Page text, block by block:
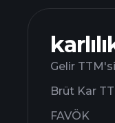
Gelir TTM'si
Brüt Kar
FAVÖK